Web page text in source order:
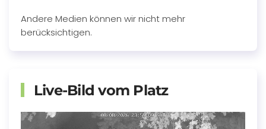
Andere Medien können wir nicht mehr
berücksichtigen.
Live-Bild vom Platz